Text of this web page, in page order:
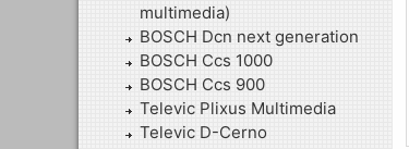
multimedia)
BOSCH Dcn next generation
BOSCH Ccs 1000
BOSCH Ccs 900
Televic Plixus Multimedia
Televic D-Cerno